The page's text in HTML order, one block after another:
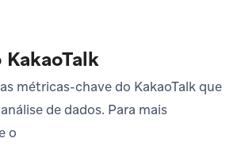
métricas-chave do KakaoTalk que
de dados. Para mais
o